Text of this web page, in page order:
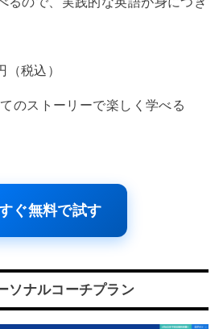
税込）
のストーリーで楽しく学べる
ぐ無料で試す
ソナルコーチプラン